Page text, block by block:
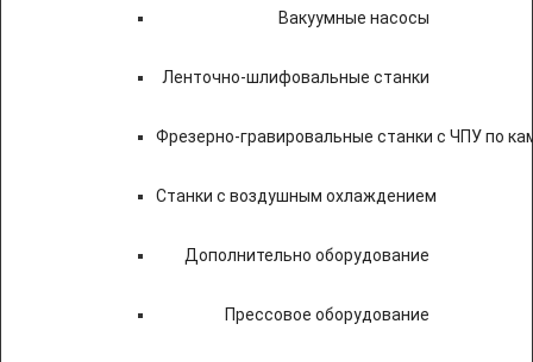
Вакуумные насосы
Ленточно-шлифовальные станки
Фрезерно-гравировальные станки с ЧПУ по
Станки с воздушным охлаждением
Дополнительно оборудование
Прессовое оборудование